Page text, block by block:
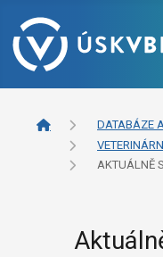
DATABÁZE
AKTUÁLNĚ